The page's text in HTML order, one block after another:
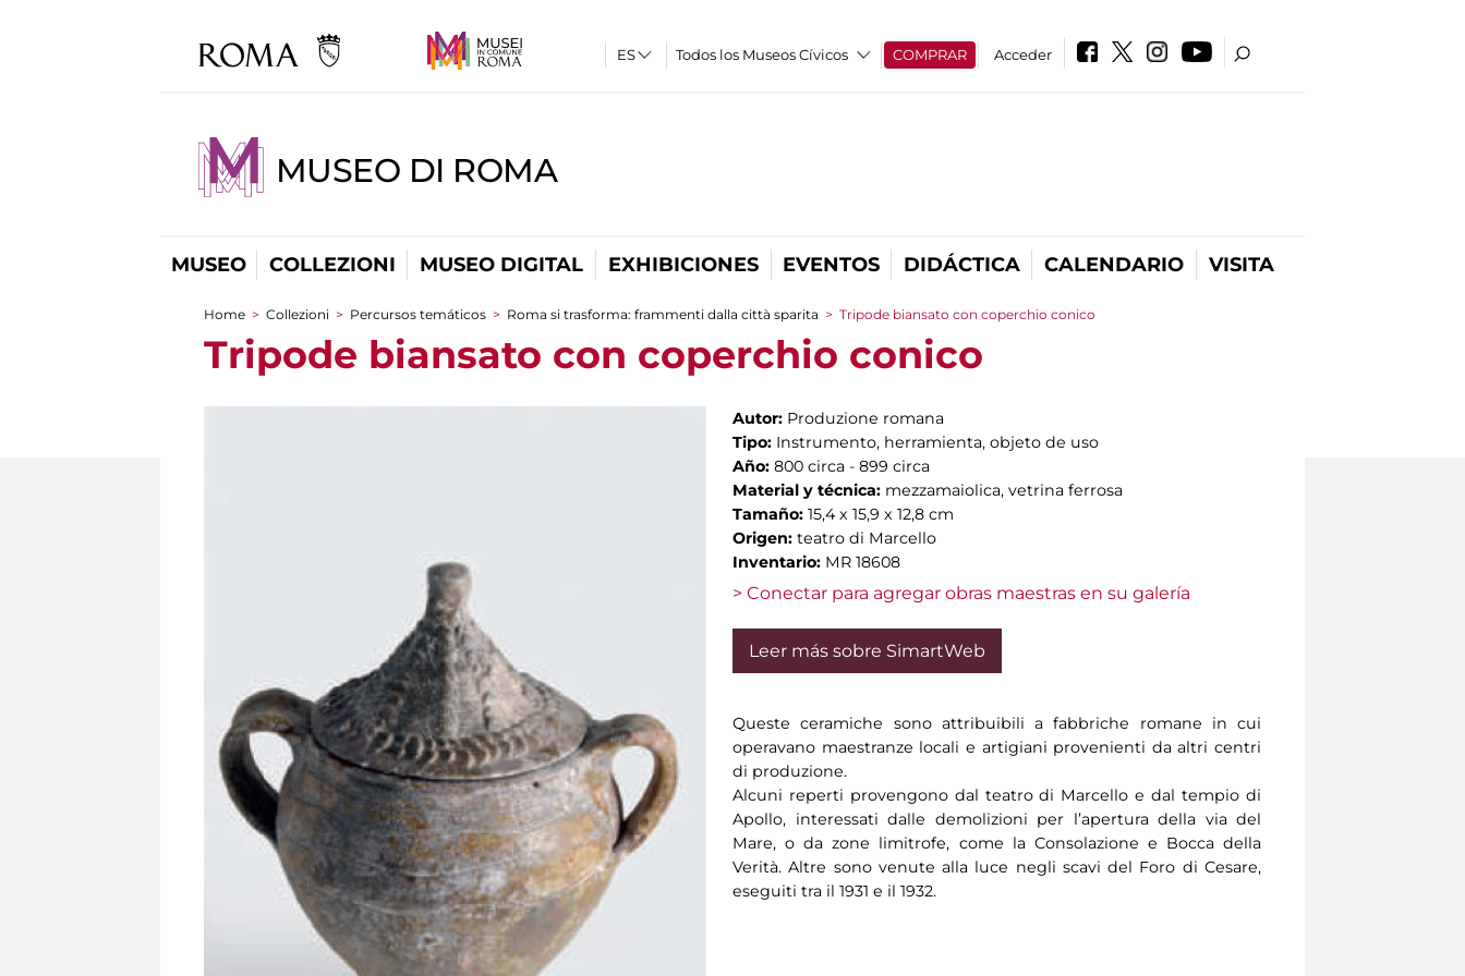
Todos los Museos Cívicos COMPRAR Acceder
MUSEO DI ROMA
MUSEO COLLEZIONI MUSEO DIGITAL EXHIBICIONES EVENTOS DIDÁCTICA CALENDARIO VISITA
You are here
Home > Collezioni > Percursos temáticos > Roma si trasforma: frammenti dalla città sparita > Tripode biansato con coperchio conico
Tripode biansato con coperchio conico
Autor: Produzione romana
Tipo: Instrumento, herramienta, objeto de uso
Año: 800 circa - 899 circa
Material y técnica: mezzamaiolica, vetrina ferrosa
Tamaño: 15,4 x 15,9 x 12,8 cm
Origen: teatro di Marcello
Inventario: MR 18608
> Conectar para agregar obras maestras en su galería
Leer más sobre SimartWeb
Queste ceramiche sono attribuibili a fabbriche romane in cui
operavano maestranze locali e artigiani provenienti da altri centri
di produzione.
Alcuni reperti provengono dal teatro di Marcello e dal tempio di
Apollo, interessati dalle demolizioni per l’apertura della via del
Mare, o da zone limitrofe, come la Consolazione e Bocca della
Verità. Altre sono venute alla luce negli scavi del Foro di Cesare,
eseguiti tra il 1931 e il 1932.